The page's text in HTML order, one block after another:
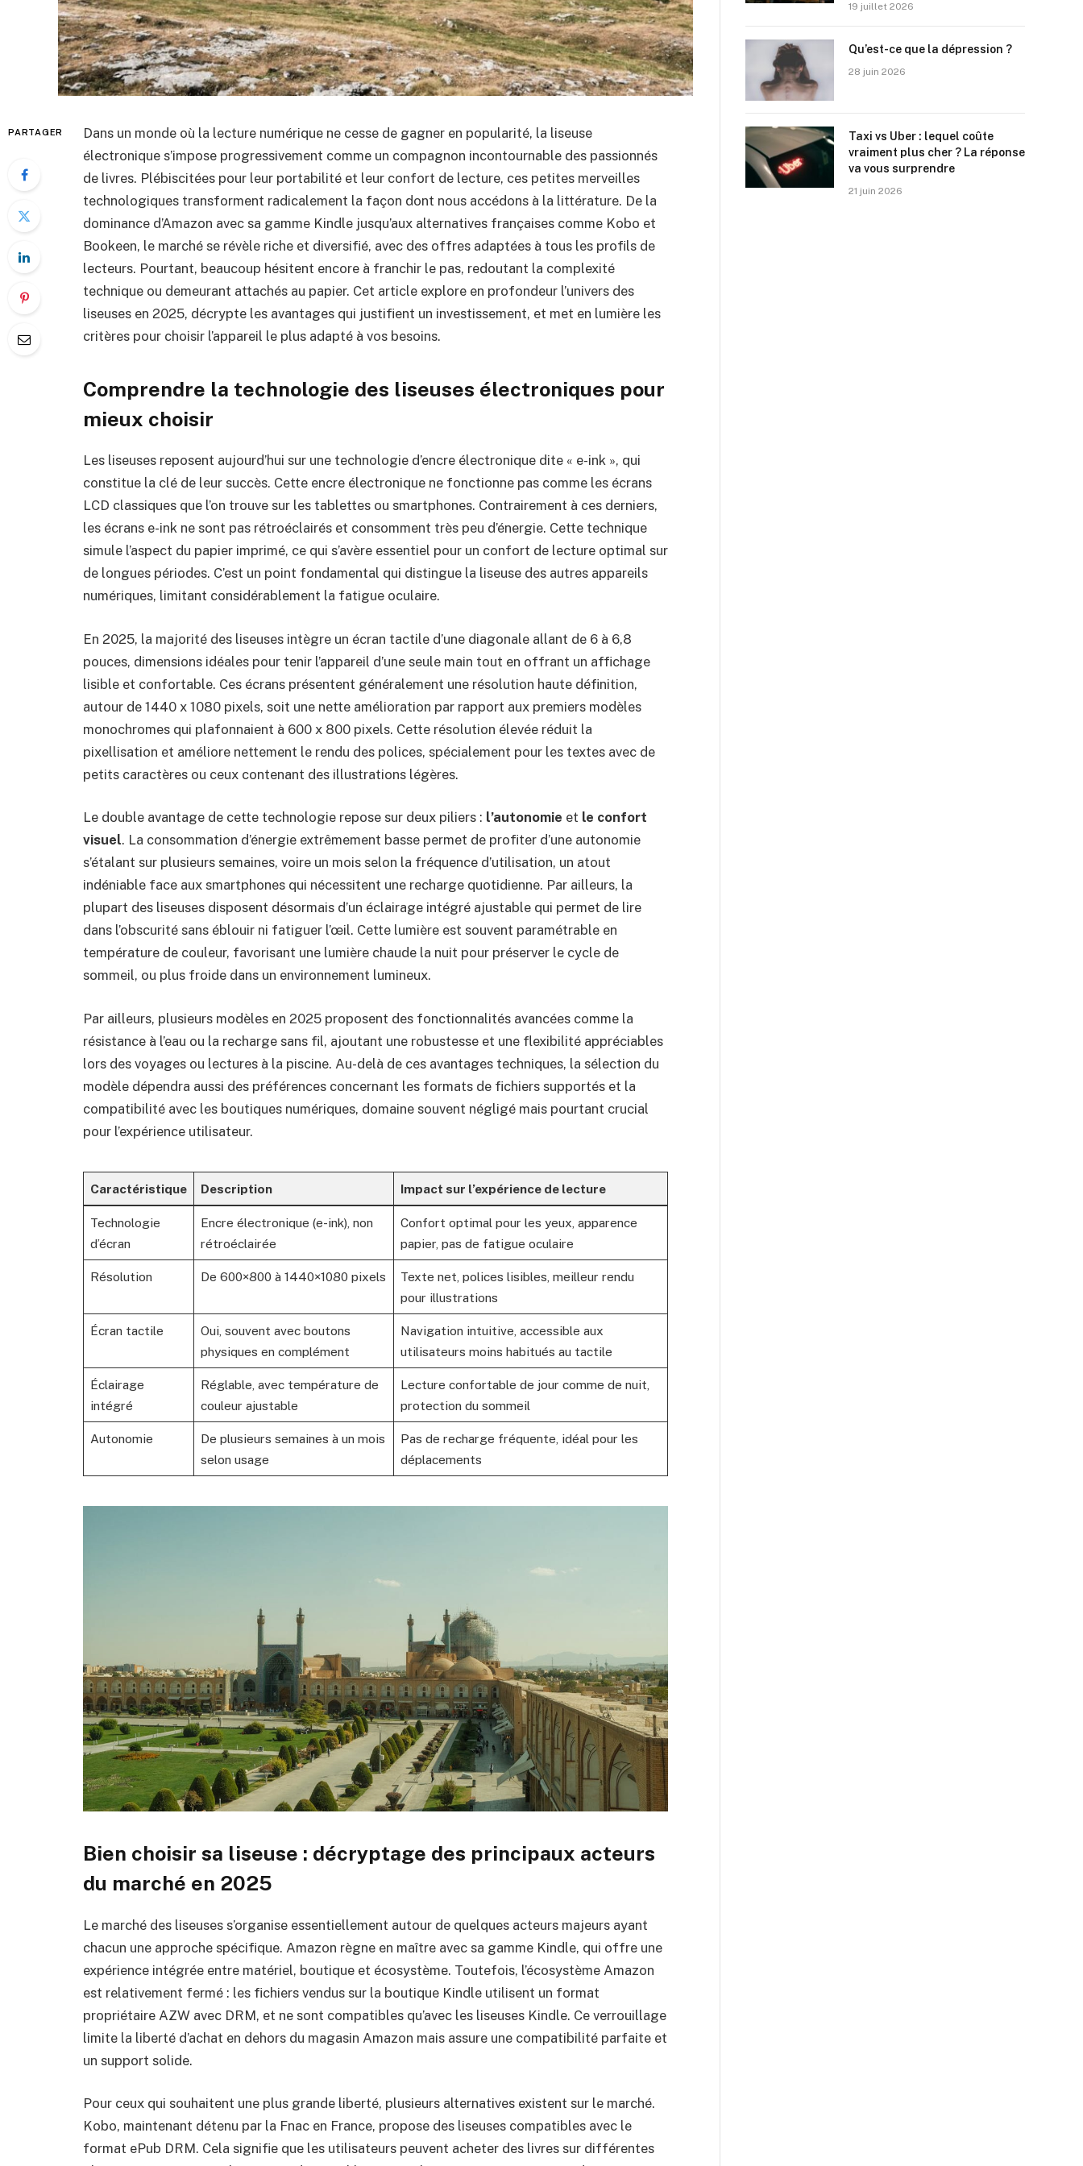
PARTAGER
Dans un monde où la lecture numérique ne cesse de gagner en popularité, la liseuse
électronique s’impose progressivement comme un compagnon incontournable des passionnés
de livres. Plébiscitées pour leur portabilité et leur confort de lecture, ces petites merveilles
technologiques transforment radicalement la façon dont nous accédons à la littérature. De la
dominance d’Amazon avec sa gamme Kindle jusqu’aux alternatives françaises comme Kobo et
Bookeen, le marché se révèle riche et diversifié, avec des offres adaptées à tous les profils de
lecteurs. Pourtant, beaucoup hésitent encore à franchir le pas, redoutant la complexité
technique ou demeurant attachés au papier. Cet article explore en profondeur l’univers des
liseuses en 2025, décrypte les avantages qui justifient un investissement, et met en lumière les
critères pour choisir l’appareil le plus adapté à vos besoins.
Comprendre la technologie des liseuses électroniques pour
mieux choisir
Les liseuses reposent aujourd’hui sur une technologie d’encre électronique dite « e-ink », qui
constitue la clé de leur succès. Cette encre électronique ne fonctionne pas comme les écrans
LCD classiques que l’on trouve sur les tablettes ou smartphones. Contrairement à ces derniers,
les écrans e-ink ne sont pas rétroéclairés et consomment très peu d’énergie. Cette technique
simule l’aspect du papier imprimé, ce qui s’avère essentiel pour un confort de lecture optimal sur
de longues périodes. C’est un point fondamental qui distingue la liseuse des autres appareils
numériques, limitant considérablement la fatigue oculaire.
En 2025, la majorité des liseuses intègre un écran tactile d’une diagonale allant de 6 à 6,8
pouces, dimensions idéales pour tenir l’appareil d’une seule main tout en offrant un affichage
lisible et confortable. Ces écrans présentent généralement une résolution haute définition,
autour de 1440 x 1080 pixels, soit une nette amélioration par rapport aux premiers modèles
monochromes qui plafonnaient à 600 x 800 pixels. Cette résolution élevée réduit la
pixellisation et améliore nettement le rendu des polices, spécialement pour les textes avec de
petits caractères ou ceux contenant des illustrations légères.
Le double avantage de cette technologie repose sur deux piliers : l’autonomie et le confort
visuel. La consommation d’énergie extrêmement basse permet de profiter d’une autonomie
s’étalant sur plusieurs semaines, voire un mois selon la fréquence d’utilisation, un atout
indéniable face aux smartphones qui nécessitent une recharge quotidienne. Par ailleurs, la
plupart des liseuses disposent désormais d’un éclairage intégré ajustable qui permet de lire
dans l’obscurité sans éblouir ni fatiguer l’œil. Cette lumière est souvent paramétrable en
température de couleur, favorisant une lumière chaude la nuit pour préserver le cycle de
sommeil, ou plus froide dans un environnement lumineux.
Par ailleurs, plusieurs modèles en 2025 proposent des fonctionnalités avancées comme la
résistance à l’eau ou la recharge sans fil, ajoutant une robustesse et une flexibilité appréciables
lors des voyages ou lectures à la piscine. Au-delà de ces avantages techniques, la sélection du
modèle dépendra aussi des préférences concernant les formats de fichiers supportés et la
compatibilité avec les boutiques numériques, domaine souvent négligé mais pourtant crucial
pour l’expérience utilisateur.
Caractéristique Description Impact sur l’expérience de lecture
Technologie
d’écran
Encre électronique (e-ink), non
rétroéclairée
Confort optimal pour les yeux, apparence
papier, pas de fatigue oculaire
Résolution De 600×800 à 1440×1080 pixels
Texte net, polices lisibles, meilleur rendu
pour illustrations
Écran tactile
Oui, souvent avec boutons
physiques en complément
Navigation intuitive, accessible aux
utilisateurs moins habitués au tactile
Éclairage
intégré
Réglable, avec température de
couleur ajustable
Lecture confortable de jour comme de nuit,
protection du sommeil
Autonomie
De plusieurs semaines à un mois
selon usage
Pas de recharge fréquente, idéal pour les
déplacements
Bien choisir sa liseuse : décryptage des principaux acteurs
du marché en 2025
Le marché des liseuses s’organise essentiellement autour de quelques acteurs majeurs ayant
chacun une approche spécifique. Amazon règne en maître avec sa gamme Kindle, qui offre une
expérience intégrée entre matériel, boutique et écosystème. Toutefois, l’écosystème Amazon
est relativement fermé : les fichiers vendus sur la boutique Kindle utilisent un format
propriétaire AZW avec DRM, et ne sont compatibles qu’avec les liseuses Kindle. Ce verrouillage
limite la liberté d’achat en dehors du magasin Amazon mais assure une compatibilité parfaite et
un support solide.
Pour ceux qui souhaitent une plus grande liberté, plusieurs alternatives existent sur le marché.
Kobo, maintenant détenu par la Fnac en France, propose des liseuses compatibles avec le
format ePub DRM. Cela signifie que les utilisateurs peuvent acheter des livres sur différentes
19 juillet 2026
Qu’est-ce que la dépression ?
28 juin 2026
Taxi vs Uber : lequel coûte
vraiment plus cher ? La réponse
va vous surprendre
21 juin 2026